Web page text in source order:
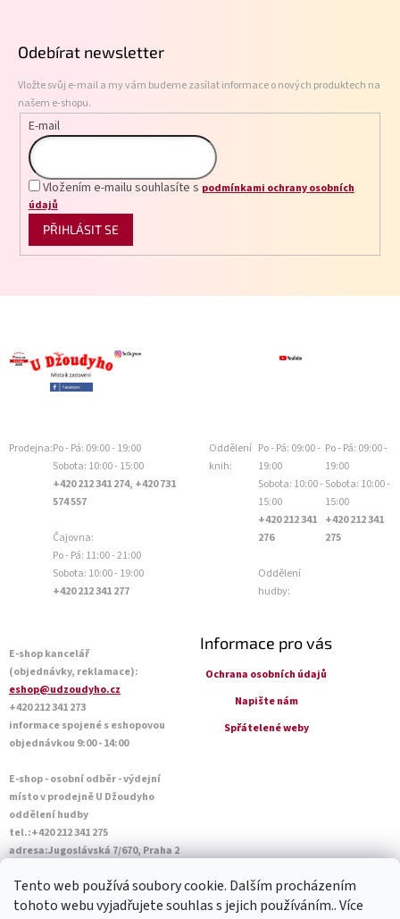
Tento web používá soubory cookie. Dalším procházením
tohoto webu vyjadřujete souhlas s jejich používáním.. Více
Odebírat newsletter
Vložte svůj e-mail a my vám budeme zasílat informace o nových produktech na
našem e-shopu.
E-mail
Vložením e-mailu souhlasíte s podmínkami ochrany osobních
údajů
PŘIHLÁSIT SE
Prodejna:Po - Pá: 09:00 - 19:00
Sobota: 10:00 - 15:00
+420 212 341 274, +420 731
574 557
Čajovna:
Po - Pá: 11:00 - 21:00
Sobota: 10:00 - 19:00
+420 212 341 277
Oddělení
knih:
Po - Pá: 09:00 -
19:00
Sobota: 10:00 -
15:00
+420 212 341
276
Oddělení
hudby:
Po - Pá: 09:00 -
19:00
Sobota: 10:00 -
15:00
+420 212 341
275
E-shop kancelář
(objednávky, reklamace):
eshop@udzoudyho.cz
+420 212 341 273
informace spojené s eshopovou
objednávkou 9:00 - 14:00
E-shop - osobní odběr - výdejní
místo v prodejně U Džoudyho
oddělení hudby
tel.:+420 212 341 275
adresa:Jugoslávská 7/670, Praha 2
Sobota: 10:00 - 14:45
Informace pro vás
Ochrana osobních údajů
Napište nám
Spřátelené weby